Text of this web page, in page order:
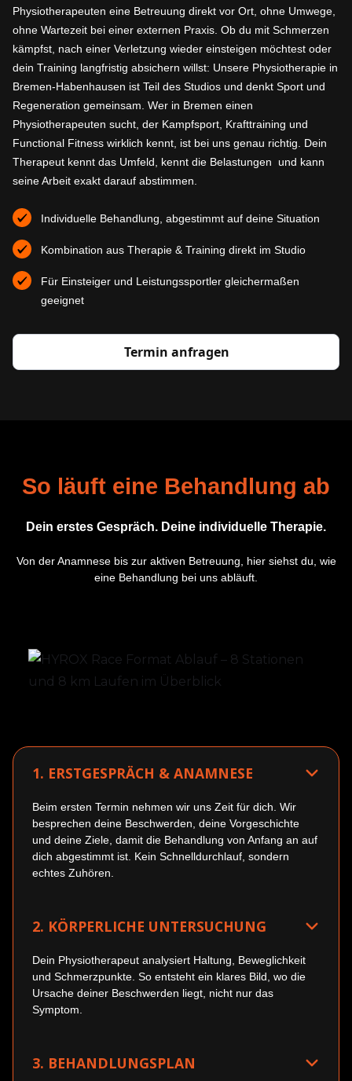
Physiotherapeuten eine Betreuung direkt vor Ort, ohne Umwege,
ohne Wartezeit bei einer externen Praxis. Ob du mit Schmerzen
kämpfst, nach einer Verletzung wieder einsteigen möchtest oder
dein Training langfristig absichern willst: Unsere Physiotherapie in
Bremen-Habenhausen ist Teil des Studios und denkt Sport und
Regeneration gemeinsam. Wer in Bremen einen
Physiotherapeuten sucht, der Kampfsport, Krafttraining und
Functional Fitness wirklich kennt, ist bei uns genau richtig. Dein
Therapeut kennt das Umfeld, kennt die Belastungen und kann
seine Arbeit exakt darauf abstimmen.
Individuelle Behandlung, abgestimmt auf deine Situation
Kombination aus Therapie & Training direkt im Studio
Für Einsteiger und Leistungssportler gleichermaßen
geeignet
Termin anfragen
So läuft eine Behandlung ab
Dein erstes Gespräch. Deine individuelle Therapie.
Von der Anamnese bis zur aktiven Betreuung, hier siehst du, wie
eine Behandlung bei uns abläuft.
1. ERSTGESPRÄCH & ANAMNESE
Beim ersten Termin nehmen wir uns Zeit für dich. Wir
besprechen deine Beschwerden, deine Vorgeschichte
und deine Ziele, damit die Behandlung von Anfang an auf
dich abgestimmt ist. Kein Schnelldurchlauf, sondern
echtes Zuhören.
2. KÖRPERLICHE UNTERSUCHUNG
Dein Physiotherapeut analysiert Haltung, Beweglichkeit
und Schmerzpunkte. So entsteht ein klares Bild, wo die
Ursache deiner Beschwerden liegt, nicht nur das
Symptom.
3. BEHANDLUNGSPLAN